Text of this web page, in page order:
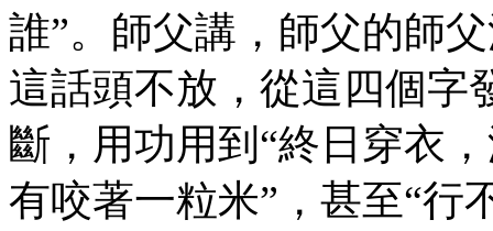
誰”。師父講，師父的師
這話頭不放，從這四個字
斷，用功用到“終日穿衣
有咬著一粒米”，甚至“行